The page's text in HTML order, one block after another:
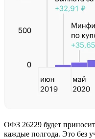
ОФЗ 26229 будет
каждые полгода. Это без